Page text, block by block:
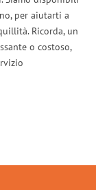
per aiutarti a
Ricorda, un
o costoso,